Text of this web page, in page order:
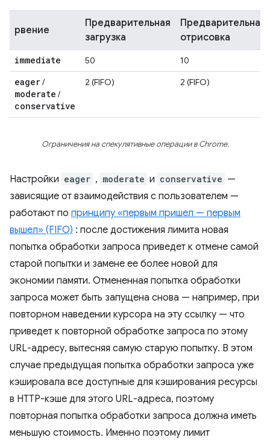
рвение
Предварительная
загрузка
Предварительная
отрисовка
immediate 50 10
eager/
moderate /
conservative
2 (FIFO) 2 (FIFO)
Ограничения на спекулятивные операции в Chrome.
Настройки eager , moderate и conservative —
зависящие от взаимодействия с пользователем —
работают по принципу «первым пришел — первым
вышел» (FIFO) : после достижения лимита новая
попытка обработки запроса приведет к отмене самой
старой попытки и замене ее более новой для
экономии памяти. Отмененная попытка обработки
запроса может быть запущена снова — например, при
повторном наведении курсора на эту ссылку — что
приведет к повторной обработке запроса по этому
URL-адресу, вытесняя самую старую попытку. В этом
случае предыдущая попытка обработки запроса уже
кэшировала все доступные для кэширования ресурсы
в HTTP-кэше для этого URL-адреса, поэтому
повторная попытка обработки запроса должна иметь
меньшую стоимость. Именно поэтому лимит